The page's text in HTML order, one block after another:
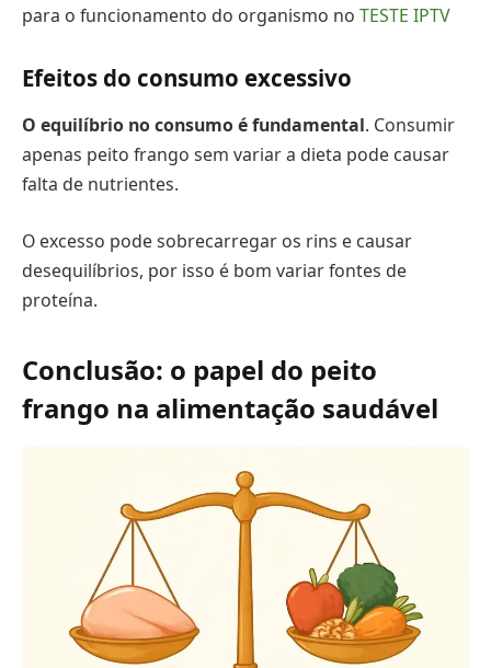
para o funcionamento do organismo no TESTE IPTV
Efeitos do consumo excessivo
O equilíbrio no consumo é fundamental. Consumir
apenas peito frango sem variar a dieta pode causar
falta de nutrientes.
O excesso pode sobrecarregar os rins e causar
desequilíbrios, por isso é bom variar fontes de
proteína.
Conclusão: o papel do peito
frango na alimentação saudável